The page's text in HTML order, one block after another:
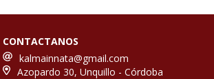
CONTACTANOS
kalmainnata@gmail.com
Azopardo 30, Unquillo - Córdoba